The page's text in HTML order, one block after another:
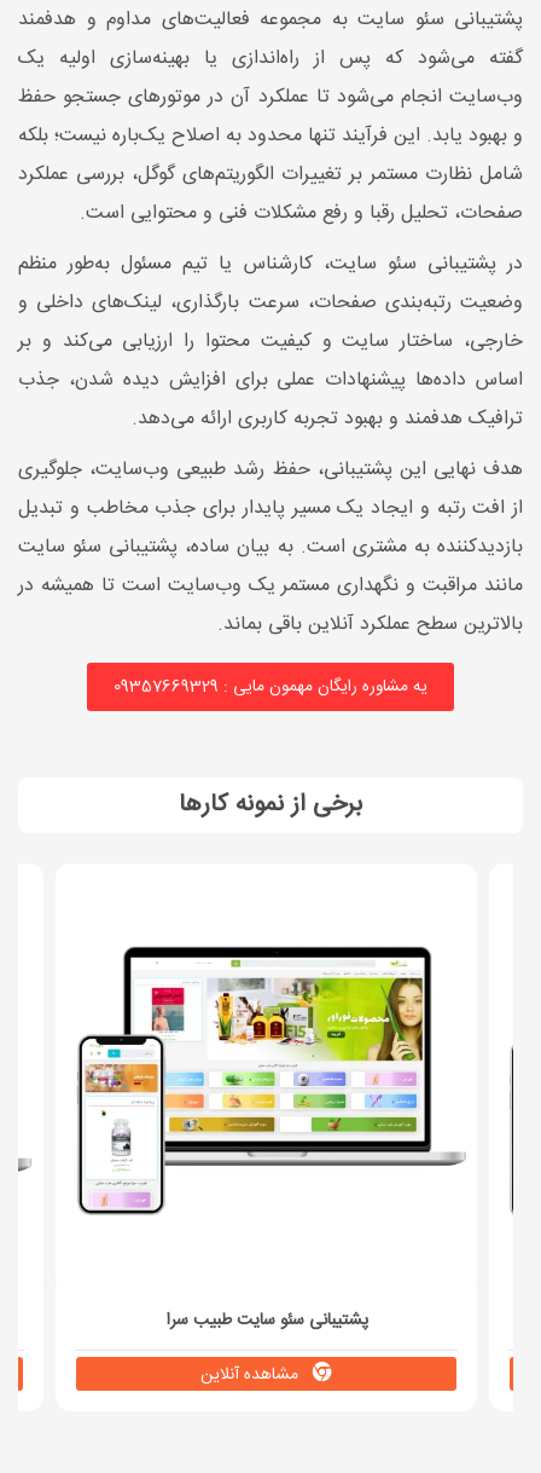
پشتیبانی سئو سایت به مجموعه فعالیت‌های مداوم و هدفمند
گفته می‌شود که پس از راه‌اندازی یا بهینه‌سازی اولیه یک
وب‌سایت انجام می‌شود تا عملکرد آن در موتورهای جستجو حفظ
و بهبود یابد. این فرآیند تنها محدود به اصلاح یک‌باره نیست؛ بلکه
شامل نظارت مستمر بر تغییرات الگوریتم‌های گوگل، بررسی عملکرد
صفحات، تحلیل رقبا و رفع مشکلات فنی و محتوایی است.
در پشتیبانی سئو سایت، کارشناس یا تیم مسئول به‌طور منظم
وضعیت رتبه‌بندی صفحات، سرعت بارگذاری، لینک‌های داخلی و
خارجی، ساختار سایت و کیفیت محتوا را ارزیابی می‌کند و بر
اساس داده‌ها پیشنهادات عملی برای افزایش دیده شدن، جذب
ترافیک هدفمند و بهبود تجربه کاربری ارائه می‌دهد.
هدف نهایی این پشتیبانی، حفظ رشد طبیعی وب‌سایت، جلوگیری
از افت رتبه و ایجاد یک مسیر پایدار برای جذب مخاطب و تبدیل
بازدیدکننده به مشتری است. به بیان ساده، پشتیبانی سئو سایت
مانند مراقبت و نگهداری مستمر یک وب‌سایت است تا همیشه در
بالاترین سطح عملکرد آنلاین باقی بماند.
یه مشاوره رایگان مهمون مایی : 09357669329
برخی از نمونه کارها
پشتیبانی سئو سایت طبیب سرا
مشاهده آنلاین